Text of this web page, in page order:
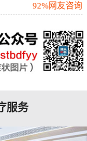
92%网友咨询
服务